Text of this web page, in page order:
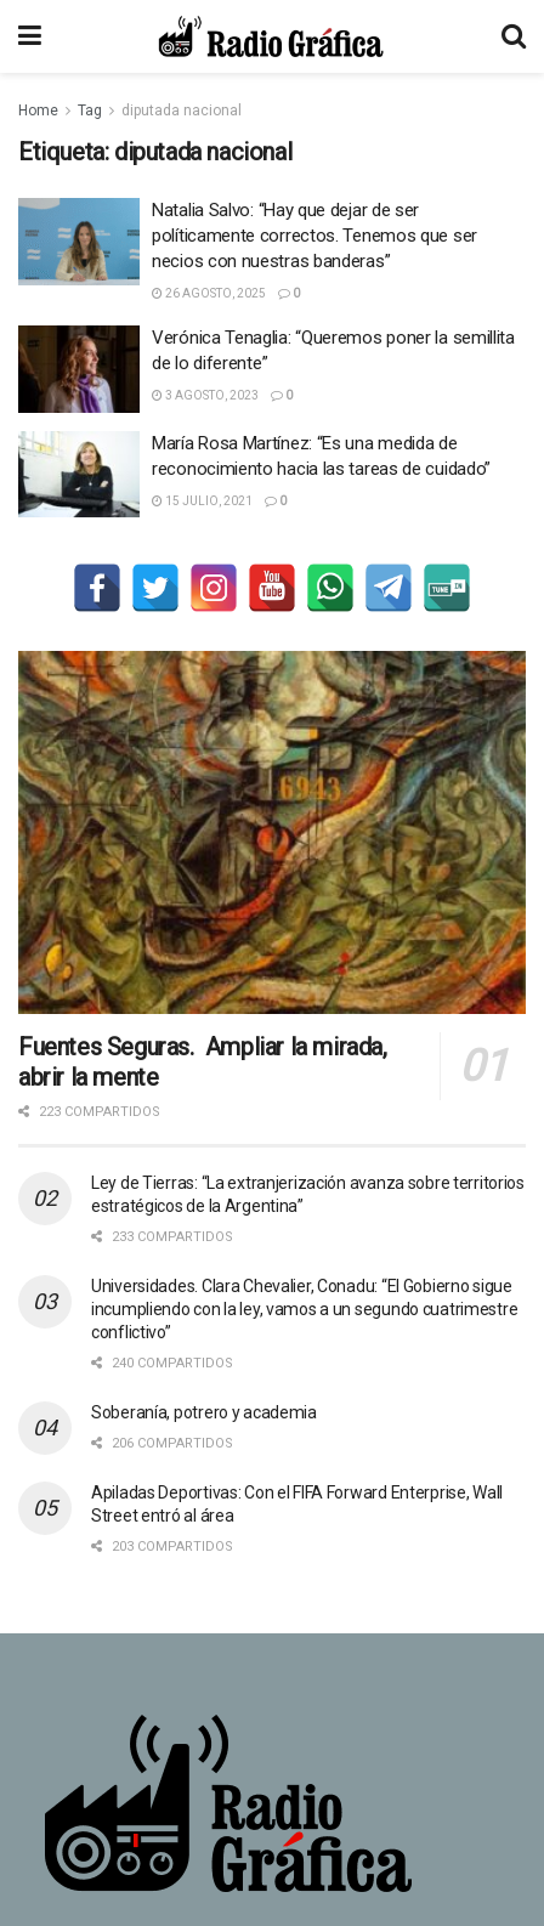
Home Tag diputada nacional
Etiqueta: diputada nacional
Natalia Salvo: “Hay que dejar de ser
políticamente correctos. Tenemos que ser
necios con nuestras banderas”
26 AGOSTO, 2025 0
Verónica Tenaglia: “Queremos poner la semillita
de lo diferente”
3 AGOSTO, 2023 0
María Rosa Martínez: “Es una medida de
reconocimiento hacia las tareas de cuidado”
15 JULIO, 2021 0
Fuentes Seguras. Ampliar la mirada,
abrir la mente
223 COMPARTIDOS
Ley de Tierras: “La extranjerización avanza sobre territorios
estratégicos de la Argentina”
233 COMPARTIDOS
Universidades. Clara Chevalier, Conadu: “El Gobierno sigue
incumpliendo con la ley, vamos a un segundo cuatrimestre
conflictivo”
240 COMPARTIDOS
Soberanía, potrero y academia
206 COMPARTIDOS
Apiladas Deportivas: Con el FIFA Forward Enterprise, Wall
Street entró al área
203 COMPARTIDOS